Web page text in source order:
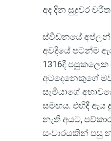
අද දින සුදුවර
ස්වීඩනයේ
අවදියේ පටන්ම
1316දී
අටදෙනෙකුගේ
සැමියාගේ
සමඟය. එහිදී ඇය
නැති අයට,
සංචාරයකින් පසු